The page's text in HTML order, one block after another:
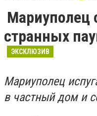
Мариуполец
странных
ЭКСКЛЮЗИВ
Мариуполец
в частный дом и